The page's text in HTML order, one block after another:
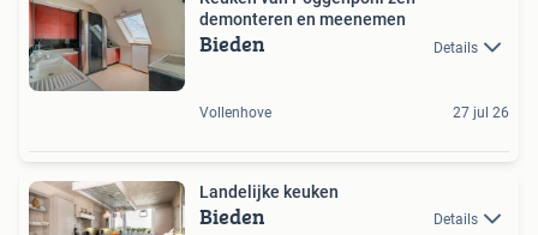
demonteren en meenemen
Bieden Details
Vollenhove 27 jul 26
Landelijke keuken
Bieden Details